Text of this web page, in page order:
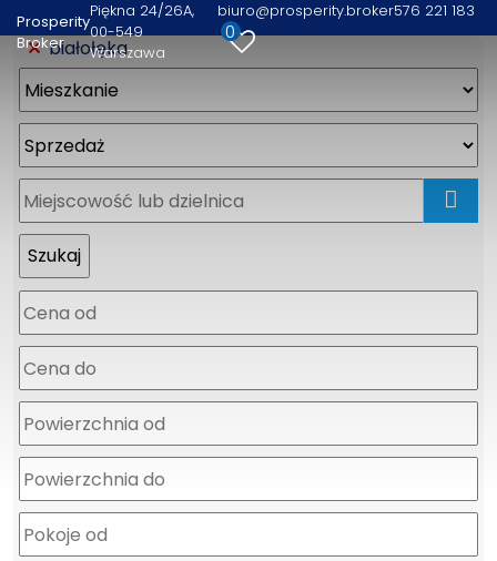
Prosperity
Broker
Piękna 24/26A
00-549
Warszawa
biuro@prosperity.broker576 221 183
0
białołęka